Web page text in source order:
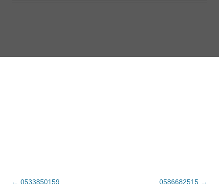
ניווט בפוסטים
→
0533850159
←